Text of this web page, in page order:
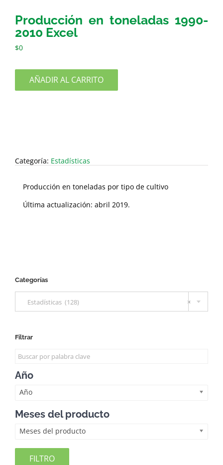
Producción en toneladas 1990-
2010 Excel
$0
AÑADIR AL CARRITO
Categoría: Estadísticas
Producción en toneladas por tipo de cultivo
Última actualización: abril 2019.
Categorías
×
Estadísticas (128)
Filtrar
Año
Año
Meses del producto
Meses del producto
FILTRO